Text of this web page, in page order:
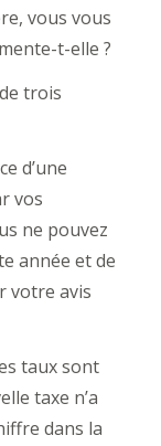
vous vous
t-elle ?
trois
d’une
vos
ne pouvez
année et de
votre avis
taux sont
taxe n’a
dans la